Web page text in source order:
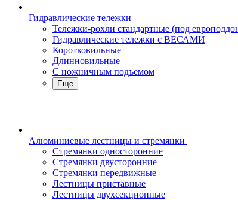
Гидравлические тележки
Тележки-рохли стандартные (под
Гидравлические тележки с ВЕСАМИ
Коротковильные
Длинновильные
С ножничным подъемом
Еще
Алюминиевые лестницы и стремянки
Стремянки односторонние
Стремянки двусторонние
Стремянки передвижные
Лестницы приставные
Лестницы двухсекционные